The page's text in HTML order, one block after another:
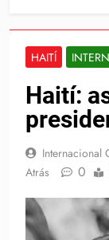
HAITÍ
Haití:
Internacional
Atrás
0